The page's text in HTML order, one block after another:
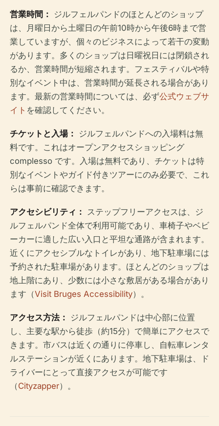
営業時間：
ジルフェルパンドのほとんどのショップ
は、月曜日から土曜日の午前10時から午後6時まで営
業していますが、個々のビジネスによって若干の変動
があります。多くのショップは日曜祝日には閉鎖され
るか、営業時間が短縮されます。フェスティバルや特
別なイベント中は、営業時間が延長される場合があり
ます。最新の営業時間については、必ず公式ウェブサ
イト を確認してください。
チケットと入場：
ジルフェルパンドへの入場料は無
料です。これはオープンアクセスショッピング
complesso です。入場は無料であり、チケットは特
別なイベントやガイド付きツアーにのみ必要で、これ
らは事前に確認できます。
アクセシビリティ： ステップフリーアクセスは、ジ
ルフェルパンド全体で利用可能であり、車椅子やベビ
ーカーに適した広い入口と平坦な通路が含まれます。
近くにアクセシブルなトイレがあり、地下駐車場には
予約された駐車場があります。ほとんどのショップは
地上階にあり、少数には小さな敷居がある場合があり
ます（Visit Bruges Accessibility）。
アクセス方法：
ジルフェルパンドは中心部に位置
し、主要な駅から徒歩（約15分）で簡単にアクセスで
きます。市バスは近くの通りに停車し、自転車レンタ
ルステーションが近くにあります。地下駐車場は、ド
ライバーにとって直接アクセスが可能です
（Cityzapper）。